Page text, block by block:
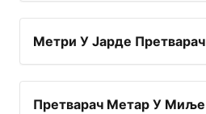
Метри У Јарде Претварач
Претварач Метар У Миље